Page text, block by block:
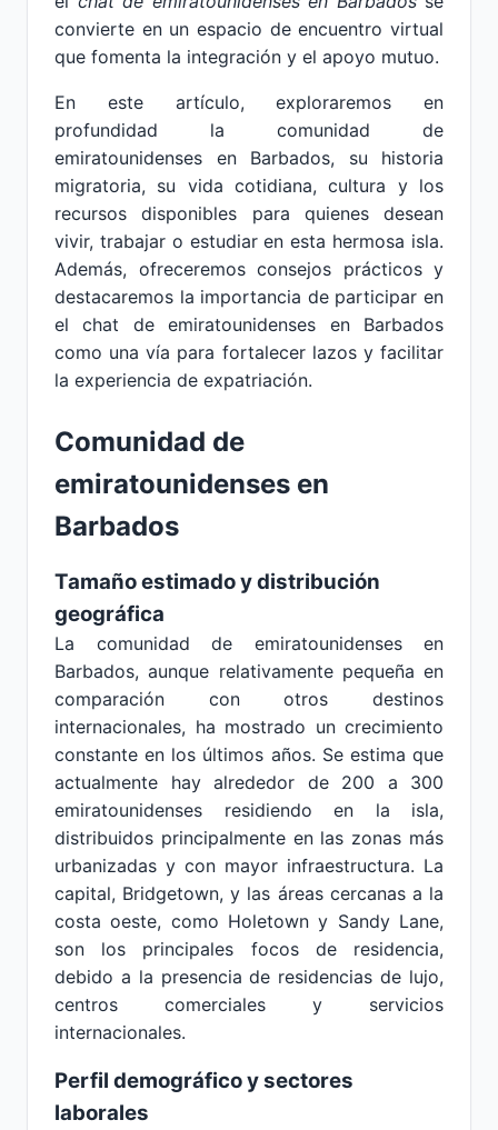
convierte en un espacio de encuentro virtual
que fomenta la integración y el apoyo mutuo.
En este artículo, exploraremos en
profundidad la comunidad de
emiratounidenses en Barbados, su historia
migratoria, su vida cotidiana, cultura y los
recursos disponibles para quienes desean
vivir, trabajar o estudiar en esta hermosa isla.
Además, ofreceremos consejos prácticos y
destacaremos la importancia de participar en
el chat de emiratounidenses en Barbados
como una vía para fortalecer lazos y facilitar
la experiencia de expatriación.
Comunidad de
emiratounidenses en
Barbados
Tamaño estimado y distribución
geográfica
La comunidad de emiratounidenses en
Barbados, aunque relativamente pequeña en
comparación con otros destinos
internacionales, ha mostrado un crecimiento
constante en los últimos años. Se estima que
actualmente hay alrededor de 200 a 300
emiratounidenses residiendo en la isla,
distribuidos principalmente en las zonas más
urbanizadas y con mayor infraestructura. La
capital, Bridgetown, y las áreas cercanas a la
costa oeste, como Holetown y Sandy Lane,
son los principales focos de residencia,
debido a la presencia de residencias de lujo,
centros comerciales y servicios
internacionales.
Perfil demográfico y sectores
laborales